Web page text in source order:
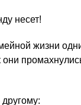
несет!
жизни